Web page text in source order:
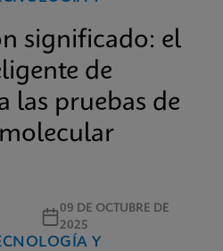
significado: el
de
las pruebas de
09 DE OCTUBRE DE
2025
Y